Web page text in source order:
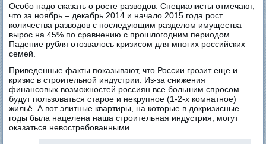
Особо надо сказать о росте разводов. Специалисты отмечают,
что за ноябрь – декабрь 2014 и начало 2015 года рост
количества разводов с последующим разделом имущества
вырос на 45% по сравнению с прошлогодним периодом.
Падение рубля отозвалось кризисом для многих российских
семей.
Приведенные факты показывают, что России грозит еще и
кризис в строительной индустрии. Из-за снижения
финансовых возможностей россиян все большим спросом
будут пользоваться старое и некрупное (1-2-х комнатное)
жильё. А вот элитные квартиры, на которые в докризисные
годы была нацелена наша строительная индустрия, могут
оказаться невостребованными.